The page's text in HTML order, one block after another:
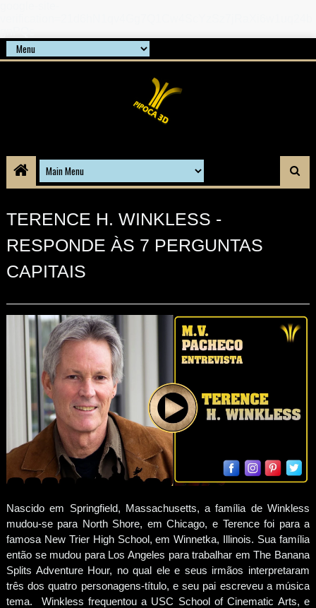
TERENCE H. WINKLESS -
RESPONDE ÀS 7 PERGUNTAS
CAPITAIS
Nascido em Springfield, Massachusetts, a família de Winkless
mudou-se para North Shore, em Chicago, e Terence foi para a
famosa New Trier High School, em Winnetka, Illinois. Sua família
então se mudou para Los Angeles para trabalhar em The Banana
Splits Adventure Hour, no qual ele e seus irmãos interpretaram
três dos quatro personagens-título, e seu pai escreveu a música
tema. Winkless frequentou a USC School of Cinematic Arts, e